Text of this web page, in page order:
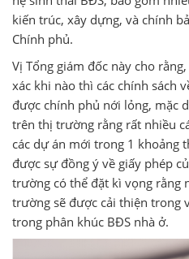
kiến trúc, xây dựng, và chính
Chính phủ.
Vị Tổng giám đốc này cho
xác khi nào thì các chính sách
được chính phủ nới lỏng, mặc
trên thị trường rằng rất nhiều
các dự án mới trong 1 khoảng
được sự đồng ý về giấy phép
trường có thể đặt kì vọng rằng
trường sẽ được cải thiện trong
trong phân khúc BĐS nhà ở.